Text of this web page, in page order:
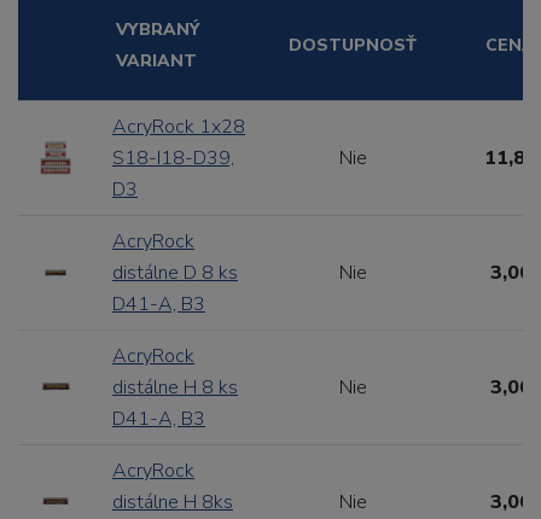
VYBRANÝ
VARIANT
DOSTUPNOSŤ CENA
AcryRock 1x28
S18-I18-D39,
D3
Nie
AcryRock
distálne D 8 ks
D41-A, B3
Nie 3,00
AcryRock
distálne H 8 ks
D41-A, B3
Nie 3,00
AcryRock
distálne H 8ks
Nie 3,00